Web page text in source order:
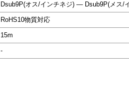
Dsub9P(オス/インチネジ) ― Dsub9P(メス/
RoHS10物質対応
15m
-